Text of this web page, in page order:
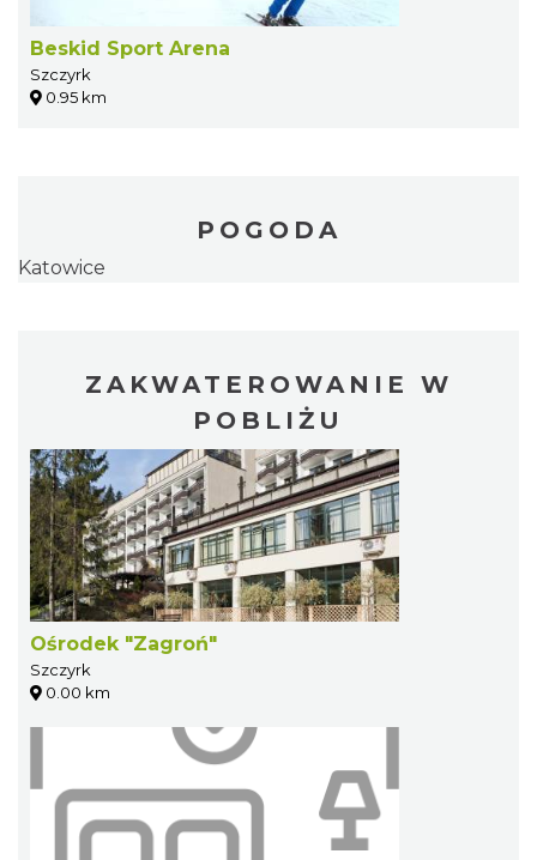
Beskid Sport Arena
Szczyrk
0.95 km
POGODA
Katowice
ZAKWATEROWANIE W
POBLIŻU
Ośrodek "Zagroń"
Szczyrk
0.00 km